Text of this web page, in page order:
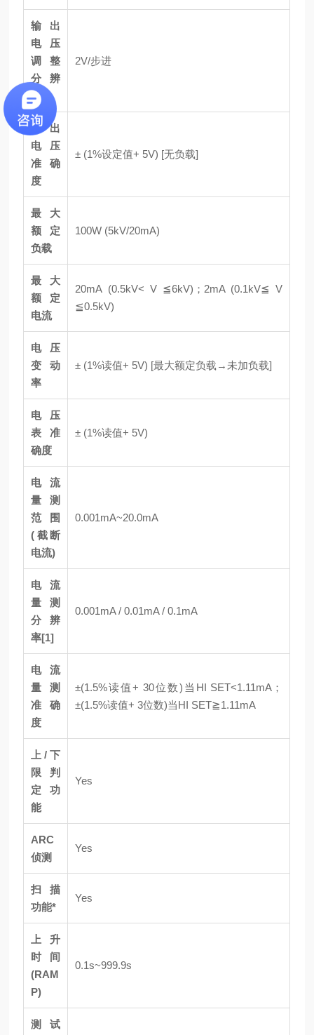
输出
电压
调整
分辨
率
2V/步进
输出
电压
准确
度
± (1%设定值+ 5V) [无负载]
最大
额定
负载
100W (5kV/20mA)
最大
额定
电流
20mA (0.5kV< V ≦6kV)；2mA (0.1kV≦ V
≦0.5kV)
电压
变动
率
± (1%读值+ 5V) [最大额定负载→未加负载]
电压
表准
确度
± (1%读值+ 5V)
电流
量测
范围
(截断
电流)
0.001mA~20.0mA
电流
量测
分辨
率[1]
0.001mA / 0.01mA / 0.1mA
电流
量测
准确
度
±(1.5%读值+ 30位数)当HI SET<1.11mA；
±(1.5%读值+ 3位数)当HI SET≧1.11mA
上/下
限判
定功
能
Yes
ARC
侦测
Yes
扫描
功能*
Yes
上升
时间
(RAM
P)
0.1s~999.9s
测试